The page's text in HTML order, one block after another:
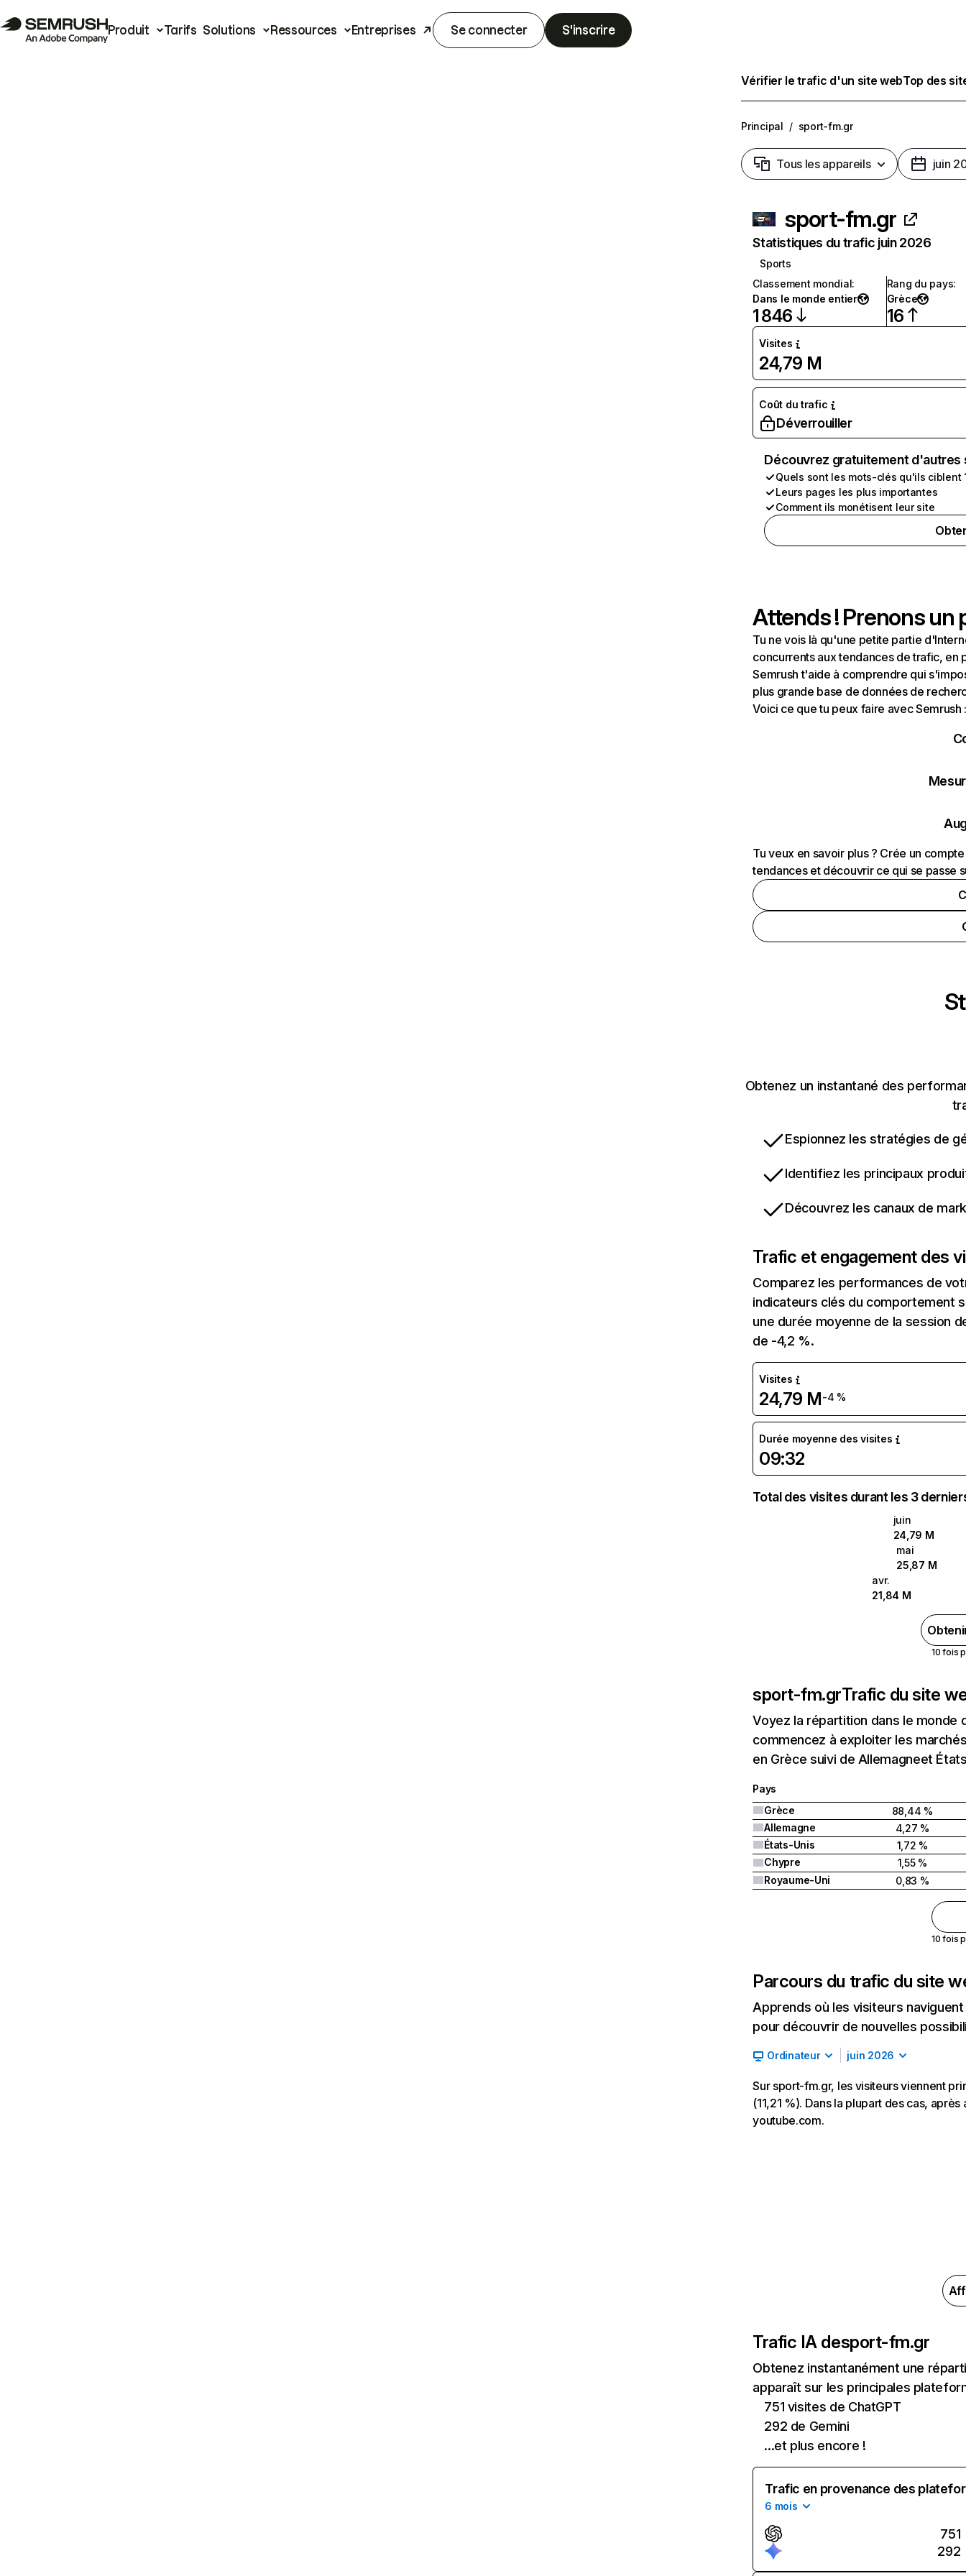
Produit Tarifs Solutions Ressources Entreprises Se connecter S'inscrire
Vérifier le trafic d'un site webTop des
Principal / sport-fm.gr
Tous les appareils juin
sport-fm.gr
Statistiques du trafic juin 2026
Sports
Classement mondial:
Dans le monde entier
1 846
Rang du pays:
Grèce
16
Visites
24,79 M
Coût du trafic
Déverrouiller
Découvrez gratuitement
Quels sont les mots-clés qu'ils ciblent
Leurs pages les plus importantes
Comment ils monétisent leur site
Attends ! Prenons un
Tu ne vois là qu'une petite partie
concurrents aux tendances de trafic, en
Semrush t'aide à comprendre qui
plus grande base de données de
Voici ce que tu peux faire avec Semrush
Tu veux en savoir plus ? Crée un
tendances et découvrir ce qui se passe
Obtenez un instantané des
Espionnez les stratégies de
Identifiez les principaux
Découvrez les canaux de
Trafic et engagement des
Comparez les performances de
indicateurs clés du comportement
une durée moyenne de la session
de -4,2 %.
Visites
24,79 M-4 %
Durée moyenne des visites
09:32
Total des visites durant les 3
juin
24,79 M
mai
25,87 M
avr.
21,84 M
10 fois
sport-fm.grTrafic du site
Voyez la répartition dans le
commencez à exploiter les
en Grèce suivi de Allemagneet
Pays
Grèce
88,44 %
Allemagne
4,27 %
États-Unis
1,72 %
Chypre
1,55 %
Royaume-Uni
0,83 %
10 fois
Parcours du trafic du site
Apprends où les visiteurs
pour découvrir de nouvelles
Ordinateur juin 2026
Sur sport-fm.gr, les visiteurs viennent
(11,21 %). Dans la plupart des cas,
youtube.com.
Trafic IA desport-fm.gr
Obtenez instantanément une
apparaît sur les principales
751 visites de ChatGPT
292 de Gemini
...et plus encore !
Trafic en provenance des
6 mois
751
292